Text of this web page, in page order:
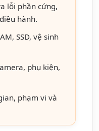
lỗi phần cứng,
hành.
SSD, vệ sinh
phụ kiện,
phạm vi và